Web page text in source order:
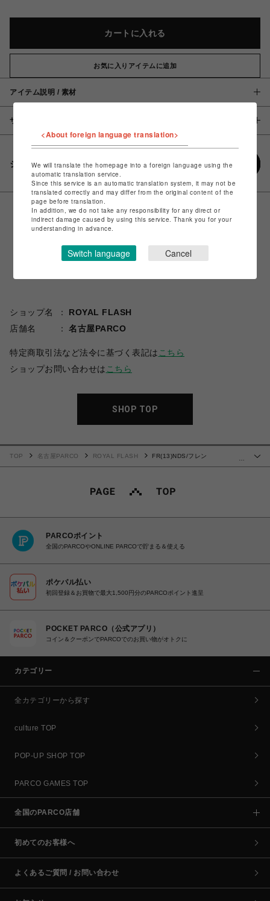
カートに入れる
お気に入りアイテムに追加
アイテム説明 / 素材
サイズ
シェアする
ショップ名
ROYAL FLASH
店舗名
名古屋PARCO
特定商取引法など法令に基づく表記は こちら
ショップお問い合わせは こちら
SHOP TOP
…
TOP 名古屋PARCO ROYAL FLASH
FR(13)NDS/フレン
PARCOポイント
全国のPARCOやONLINE PARCOで貯まる＆使える
ポケパル払い
初回登録＆お買物で最大1,500円分のPARCOポイント進呈
POCKET PARCO（公式アプリ）
コイン＆クーポンでPARCOでのお買い物がオトクに
カテゴリー
全カテゴリーから探す
culture TOP
POP-UP SHOP TOP
PARCO GAMES TOP
全国のPARCO店舗
初めてのお客様へ
よくあるご質問 / お問い合わせ
<About foreign language translation>
We will translate the homepage into a foreign language using the
automatic translation service.
Since this service is an automatic translation system, it may not be
translated correctly and may differ from the original content of the
page before translation.
In addition, we do not take any responsibility for any direct or
indirect damage caused by using this service. Thank you for your
understanding in advance.
Switch language Cancel